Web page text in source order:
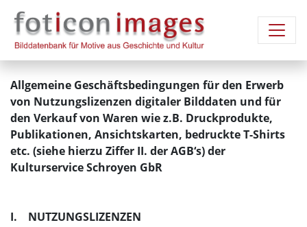
Allgemeine Geschäftsbedingungen für den Erwerb
von Nutzungslizenzen digitaler Bilddaten und für
den Verkauf von Waren wie z.B. Druckprodukte,
Publikationen, Ansichtskarten, bedruckte T-Shirts
etc. (siehe hierzu Ziffer II. der AGB‘s) der
Kulturservice Schroyen GbR
I. NUTZUNGSLIZENZEN